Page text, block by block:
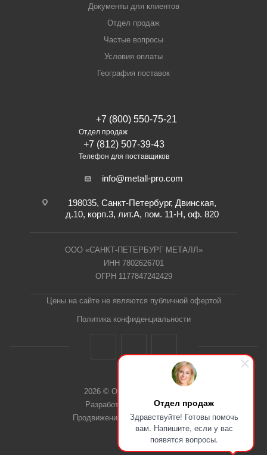
Отдел продаж
Здравствуйте! Готовы помочь
вам. Напишите, если у вас
появятся вопросы.
Документы для клиентов
Отдел продаж
Частые вопросы
Условия оплаты
География поставок
+7 (800) 550-75-21
Отдел продаж
+7 (812) 507-39-43
Телефон для поставщиков
info@metall-pro.com
198035, Санкт-Петербург, Двинская,
д.10, корп.3, лит.А, пом. 11-Н, оф. 820
ООО «САНКТ-ПЕТЕРБУРГ МЕТАЛЛ»
ИНН 7802626701
ОГРН 1177847242429
Цены на сайте не являются публичной офертой
Политика конфиденциальности
2026 © ООО "СПб Металл"
Разработка сайта Dieztech
Продвижение сайта — Веб-Центр